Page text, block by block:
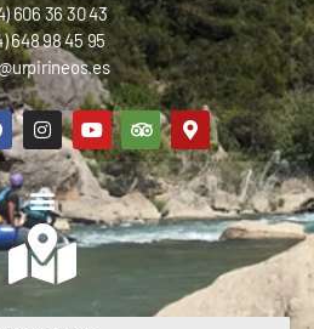
606 36 30 43
648 98 45 95